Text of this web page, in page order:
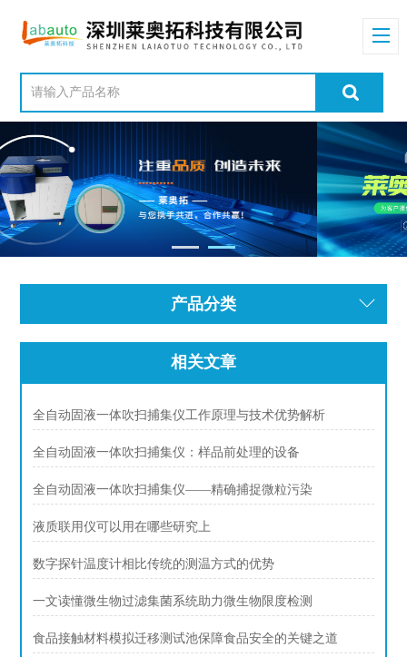
产品分类
相关文章
全自动固液一体吹扫捕集仪工作原理与技术优势解析
全自动固液一体吹扫捕集仪：样品前处理的设备
全自动固液一体吹扫捕集仪——精确捕捉微粒污染
液质联用仪可以用在哪些研究上
数字探针温度计相比传统的测温方式的优势
一文读懂微生物过滤集菌系统助力微生物限度检测
食品接触材料模拟迁移测试池保障食品安全的关键之道